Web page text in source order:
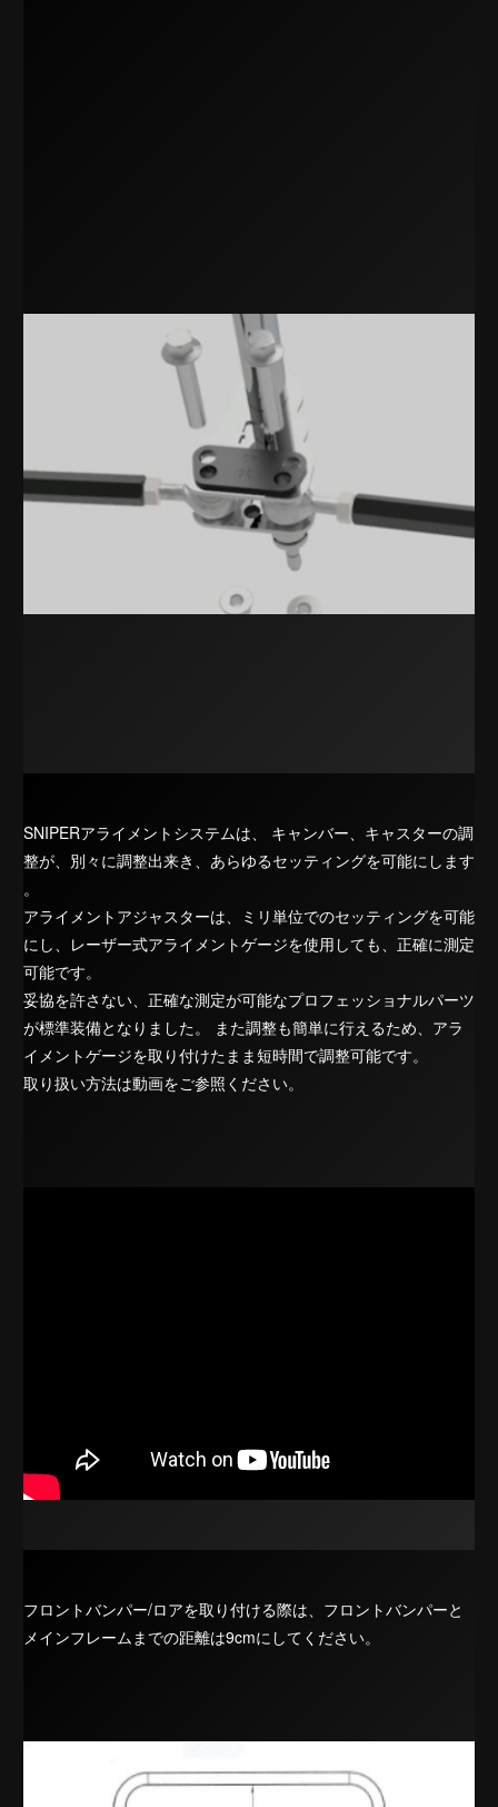
SNIPERアライメントシステムは、 キャンバー、キャスターの調
整が、別々に調整出来き、あらゆるセッティングを可能にします
。
アライメントアジャスターは、ミリ単位でのセッティングを可能
にし、レーザー式アライメントゲージを使用しても、正確に測定
可能です。
妥協を許さない、正確な測定が可能なプロフェッショナルパーツ
が標準装備となりました。 また調整も簡単に行えるため、アラ
イメントゲージを取り付けたまま短時間で調整可能です。
取り扱い方法は動画をご参照ください。
フロントバンパー/ロアを取り付ける際は、フロントバンパーと
メインフレームまでの距離は9cmにしてください。